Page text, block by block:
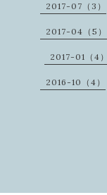
2017-07（3）
2017-04（5）
2017-01（4）
2016-10（4）